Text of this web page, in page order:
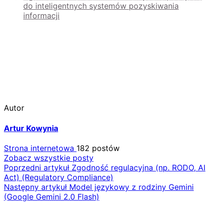
do inteligentnych systemów pozyskiwania
informacji
Autor
Artur Kowynia
Strona internetowa 182 postów
Zobacz wszystkie posty
Nawigacja
wpisu
Poprzedni artykuł Zgodność regulacyjna (np. RODO, AI
Act) (Regulatory Compliance)
Następny artykuł Model językowy z rodziny Gemini
(Google Gemini 2.0 Flash)